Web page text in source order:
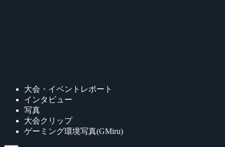
大会・イベントレポート
インタビュー
写真
大会クリップ
ゲーミング環境写真(GMiru)